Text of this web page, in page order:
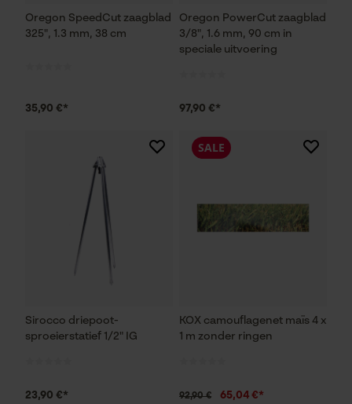
Oregon SpeedCut zaagblad
325", 1.3 mm, 38 cm
35,90 €*
Oregon PowerCut zaagblad
3/8", 1.6 mm, 90 cm in
speciale uitvoering
97,90 €*
Sirocco driepoot-
sproeierstatief 1/2" IG
23,90 €*
KOX camouflagenet maïs 4 x
1 m zonder ringen
SALE
92,90 € 65,04 €*